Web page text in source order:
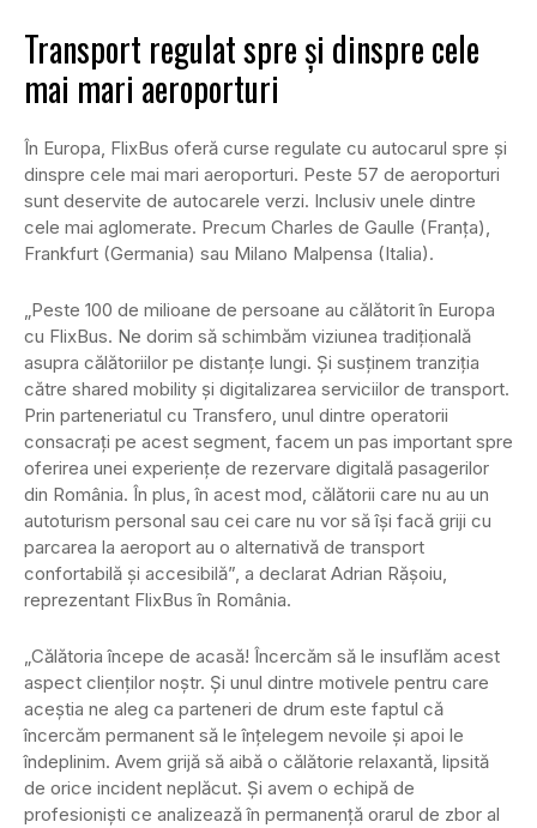
Transport regulat spre și dinspre cele
mai mari aeroporturi
În Europa, FlixBus oferă curse regulate cu autocarul spre și
dinspre cele mai mari aeroporturi. Peste 57 de aeroporturi
sunt deservite de autocarele verzi. Inclusiv unele dintre
cele mai aglomerate. Precum Charles de Gaulle (Franța),
Frankfurt (Germania) sau Milano Malpensa (Italia).
„Peste 100 de milioane de persoane au călătorit în Europa
cu FlixBus. Ne dorim să schimbăm viziunea tradițională
asupra călătoriilor pe distanțe lungi. Și susținem tranziția
către shared mobility și digitalizarea serviciilor de transport.
Prin parteneriatul cu Transfero, unul dintre operatorii
consacrați pe acest segment, facem un pas important spre
oferirea unei experiențe de rezervare digitală pasagerilor
din România. În plus, în acest mod, călătorii care nu au un
autoturism personal sau cei care nu vor să își facă griji cu
parcarea la aeroport au o alternativă de transport
confortabilă și accesibilă”, a declarat Adrian Rășoiu,
reprezentant FlixBus în România.
„Călătoria începe de acasă! Încercăm să le insuflăm acest
aspect clienților noștr. Și unul dintre motivele pentru care
aceștia ne aleg ca parteneri de drum este faptul că
încercăm permanent să le înțelegem nevoile și apoi le
îndeplinim. Avem grijă să aibă o călătorie relaxantă, lipsită
de orice incident neplăcut. Și avem o echipă de
profesioniști ce analizează în permanență orarul de zbor al